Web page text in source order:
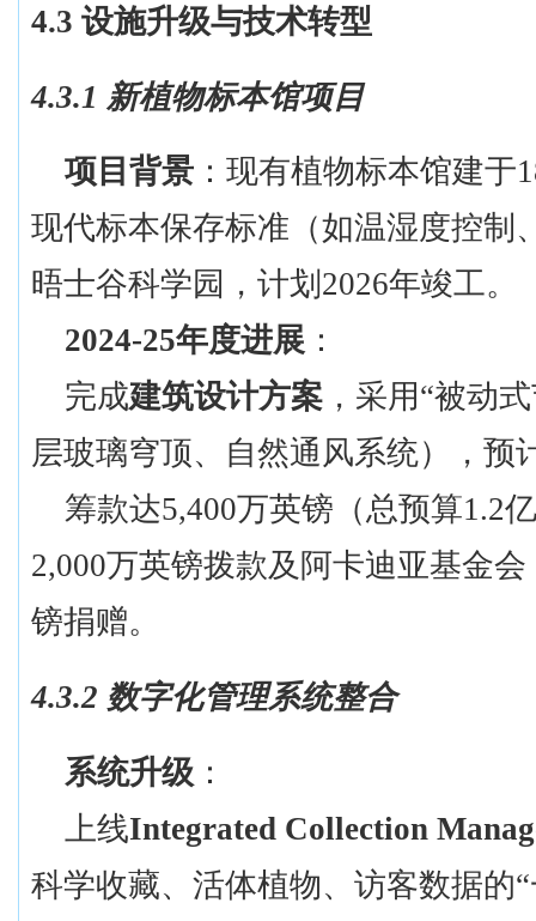
4.3 设施升级与技术转型
4.3.1 新植物标本馆项目
项目背景 ：现有植物标本馆建于
现代标本保存标准（如温湿度控制
晤士谷科学园，计划2026年竣工。
2024-25年度进展 ：
完成建筑设计方案 ，采用 “被动
层玻璃穹顶、自然通风系统），预
筹款达5,400万英镑（总预算1.2
2,000万英镑拨款及阿卡迪亚基金会
镑捐赠。
4.3.2 数字化管理系统整合
系统升级 ：
上线Integrated Collection
科学收藏、活体植物、访客数据的